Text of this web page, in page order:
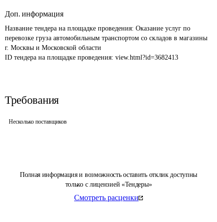
Полная информация и возможность оставить отклик доступны
только с лицензией «Тендеры»
Смотреть расценки
Доп. информация
Название тендера на площадке проведения: Оказание услуг по
перевозке груза автомобильным транспортом со складов в магазины
г. Москвы и Московской области
ID тендера на площадке проведения: view.html?id=3682413
Требования
Несколько поставщиков